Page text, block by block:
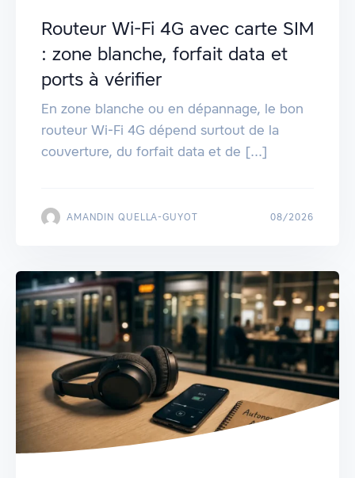
Routeur Wi-Fi 4G avec carte SIM
: zone blanche, forfait data et
ports à vérifier
En zone blanche ou en dépannage, le bon
routeur Wi‑Fi 4G dépend surtout de la
couverture, du forfait data et de [...]
AMANDIN QUELLA-GUYOT 08/2026